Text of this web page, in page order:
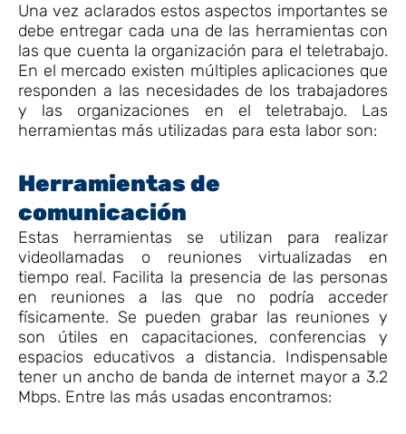
Una vez aclarados estos aspectos importantes se
debe entregar cada una de las herramientas con
las que cuenta la organización para el teletrabajo.
En el mercado existen múltiples aplicaciones que
responden a las necesidades de los trabajadores
y las organizaciones en el teletrabajo. Las
herramientas más utilizadas para esta labor son:
Herramientas de
comunicación
Estas herramientas se utilizan para realizar
videollamadas o reuniones virtualizadas en
tiempo real. Facilita la presencia de las personas
en reuniones a las que no podría acceder
físicamente. Se pueden grabar las reuniones y
son útiles en capacitaciones, conferencias y
espacios educativos a distancia. Indispensable
tener un ancho de banda de internet mayor a 3.2
Mbps. Entre las más usadas encontramos: